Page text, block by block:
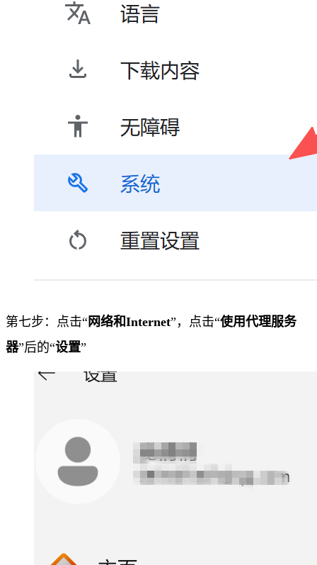
第七步：点击“网络和Internet”，点击“使用代理服务
器”后的“设置”